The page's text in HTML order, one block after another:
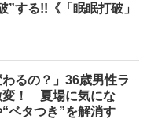
”する!!《「眠眠打破」
わるの？」36歳男性ラ
変！ 夏場に気にな
ベタつき”を解消す